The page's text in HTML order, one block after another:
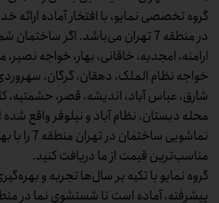
گروه تخصصی نمایو، با افتخار آماده ارائه
در منطقه 7 تهران می‌باشد. اگر
ارامنه، امجدیه، خاقانی، بهار، خواجه
خواجه نظام الملک، دهقان، گرگان،
شارق، عباس آباد، اندیشه، قصر، حشمتیه،
محله دبستان، نظام آباد و نیلوفر واقع
نماشویی
مناسب‌ترین قیمت از ما دریافت کنید.
گروه نمایو با تکیه بر سال‌ها تجربه و
پیشرفته، آماده است تا شستشوی نما در